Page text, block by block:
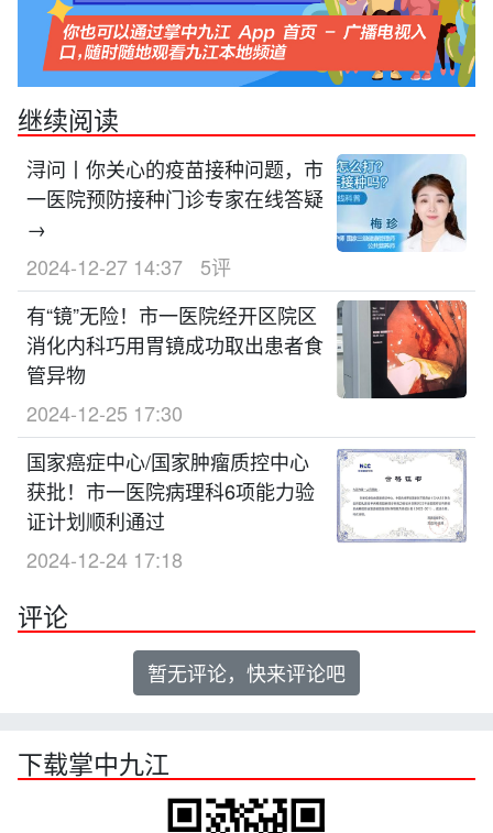
继续阅读
浔问丨你关心的疫苗接种问题，市
一医院预防接种门诊专家在线答疑
→
2024-12-27 14:37
5评
有“镜”无险！市一医院经开区院区
消化内科巧用胃镜成功取出患者食
管异物
2024-12-25 17:30
国家癌症中心/国家肿瘤质控中心
获批！市一医院病理科6项能力验
证计划顺利通过
2024-12-24 17:18
评论
暂无评论，快来评论吧
下载掌中九江